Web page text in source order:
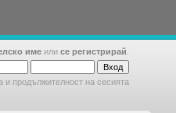
име или се регистрирай
и продължителност на сесията